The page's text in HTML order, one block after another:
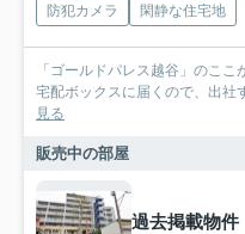
防犯カメラ
閑静な住宅地
「ゴールドパレス越谷」のこ
宅配ボックスに届くので、出社
見る
販売中の部屋
過去掲載物件